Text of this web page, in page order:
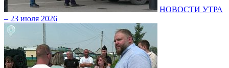
НОВОСТИ УТРА
– 23 июля 2026